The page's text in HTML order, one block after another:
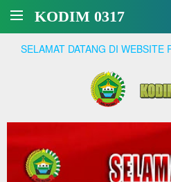
KODIM 0317
DATANG DI WEBSITE RESMI